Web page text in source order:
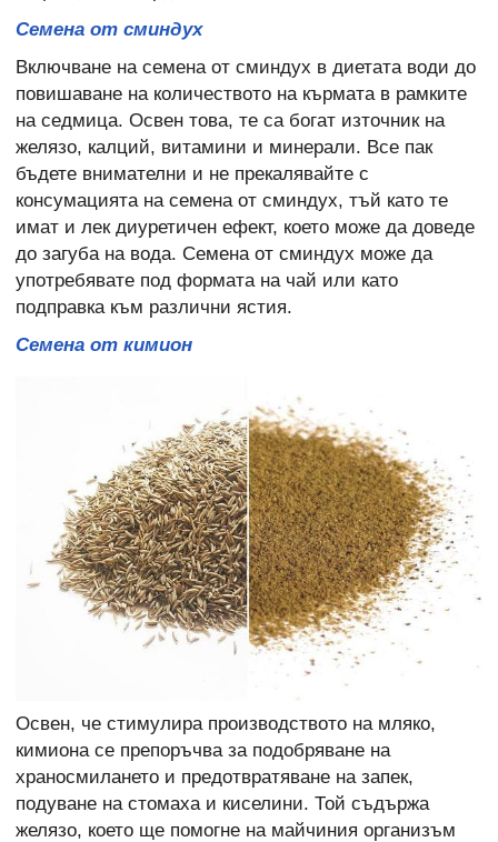
Семена от сминдух
Включване на семена от сминдух в диетата води до
повишаване на количеството на кърмата в рамките
на седмица. Освен това, те са богат източник на
желязо, калций, витамини и минерали. Все пак
бъдете внимателни и не прекалявайте с
консумацията на семена от сминдух, тъй като те
имат и лек диуретичен ефект, което може да доведе
до загуба на вода. Семена от сминдух може да
употребявате под формата на чай или като
подправка към различни ястия.
Семена от кимион
Освен, че стимулира производството на мляко,
кимиона се препоръчва за подобряване на
храносмилането и предотвратяване на запек,
подуване на стомаха и киселини. Той съдържа
желязо, което ще помогне на майчиния организъм